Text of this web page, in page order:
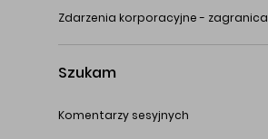
Zdarzenia korporacyjne - zagranica
Szukam
Komentarzy sesyjnych